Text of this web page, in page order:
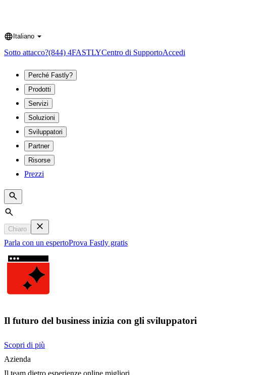
Language
Italiano
Sotto attacco?(844) 4FASTLYCentro di SupportoAccedi
Perché Fastly?
Prodotti
Servizi
Soluzioni
Sviluppatori
Partner
Risorse
Prezzi
Search
Chiaro
Parla con un espertoProva Fastly gratis
Il futuro del business inizia con gli sviluppatori
Scopri di più
Azienda